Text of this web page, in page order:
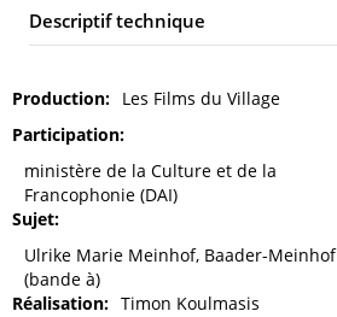
Descriptif technique
Production
Les Films du Village
Participation
ministère de la Culture et de la
Francophonie (DAI)
Sujet
Ulrike Marie Meinhof, Baader-Meinhof
(bande à)
Réalisation
Timon Koulmasis